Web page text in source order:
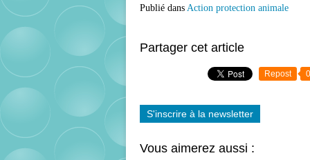
Publié dans Action protection animale
Partager cet article
Repost 0
S'inscrire à la newsletter
Vous aimerez aussi :